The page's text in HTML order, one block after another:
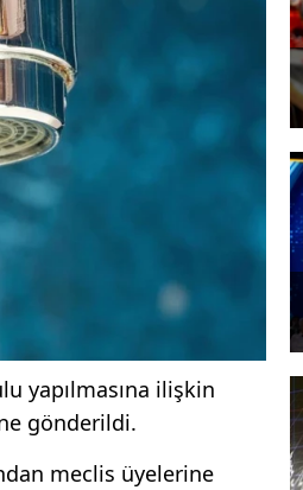
yapılmasına ilişkin
gönderildi.
meclis üyelerine